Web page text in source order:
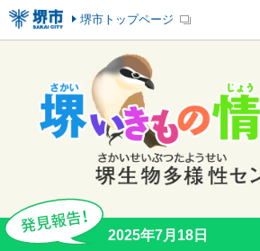
堺市トップページ
2025年7月18日